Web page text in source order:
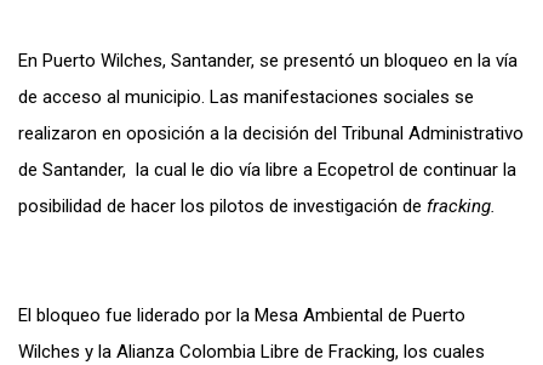
En Puerto Wilches, Santander, se presentó un bloqueo en la vía
de acceso al municipio. Las manifestaciones sociales se
realizaron en oposición a la decisión del Tribunal Administrativo
de Santander, la cual le dio vía libre a Ecopetrol de continuar la
posibilidad de hacer los pilotos de investigación de fracking.
El bloqueo fue liderado por la Mesa Ambiental de Puerto
Wilches y la Alianza Colombia Libre de Fracking, los cuales